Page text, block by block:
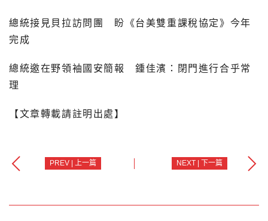
總統接見貝拉訪問團 盼《台美雙重課稅協定》今年
完成
總統邀在野領袖國安簡報 鍾佳濱：閉門進行合乎常
理
【文章轉載請註明出處】
PREV | 上一篇 NEXT | 下一篇